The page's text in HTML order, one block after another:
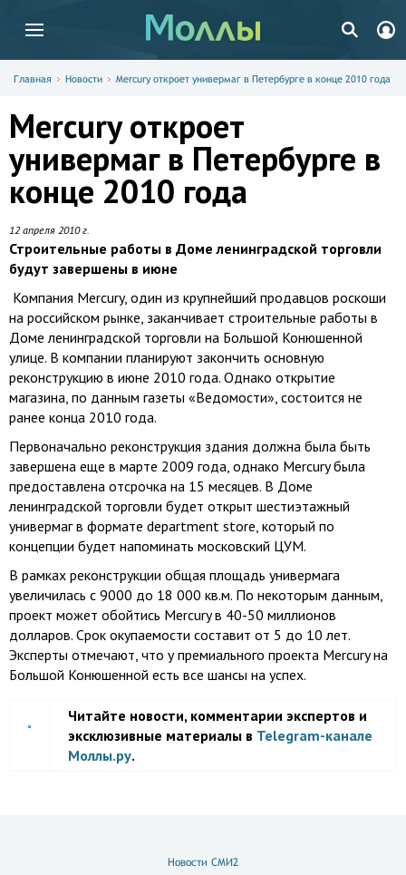
Главная Новости Mercury откроет универмаг в Петербурге в конце 2010 года
Mercury откроет
универмаг в Петербурге в
конце 2010 года
12 апреля 2010 г.
Строительные работы в Доме ленинградской торговли
будут завершены в июне
Компания Mercury, один из крупнейший продавцов роскоши
на российском рынке, заканчивает строительные работы в
Доме ленинградской торговли на Большой Конюшенной
улице. В компании планируют закончить основную
реконструкцию в июне 2010 года. Однако открытие
магазина, по данным газеты «Ведомости», состоится не
ранее конца 2010 года.
Первоначально реконструкция здания должна была быть
завершена еще в марте 2009 года, однако Mercury была
предоставлена отсрочка на 15 месяцев. В Доме
ленинградской торговли будет открыт шестиэтажный
универмаг в формате department store, который по
концепции будет напоминать московский ЦУМ.
В рамках реконструкции общая площадь универмага
увеличилась с 9000 до 18 000 кв.м. По некоторым данным,
проект может обойтись Mercury в 40-50 миллионов
долларов. Срок окупаемости составит от 5 до 10 лет.
Эксперты отмечают, что у премиального проекта Mercury на
Большой Конюшенной есть все шансы на успех.
Читайте новости, комментарии экспертов и
эксклюзивные материалы в Telegram-канале
Моллы.ру.
Новости СМИ2